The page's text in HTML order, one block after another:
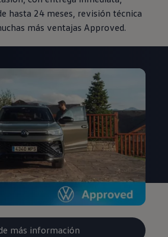
hasta 24 meses, revisión técnica
más ventajas Approved.
más información